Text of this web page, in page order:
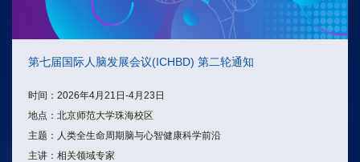
第七届国际人脑发展会议(ICHBD) 第二轮通知
时间：2026年4月21日-4月23日
地点：北京师范大学珠海校区
主题：人类全生命周期脑与心智健康科学前沿
主讲：相关领域专家